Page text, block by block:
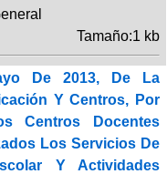
Tamaño:1 kb
De 2013, De La
Y Centros, Por
Centros Docentes
Los Servicios De
Y Actividades